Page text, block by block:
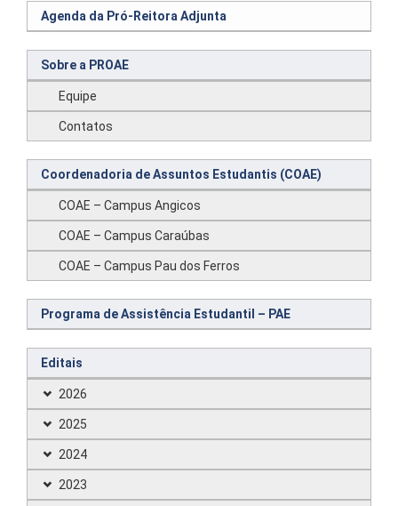
Agenda da Pró-Reitora Adjunta
Sobre a PROAE
Equipe
Contatos
Coordenadoria de Assuntos Estudantis (COAE)
COAE – Campus Angicos
COAE – Campus Caraúbas
COAE – Campus Pau dos Ferros
Programa de Assistência Estudantil – PAE
Editais
2026
2025
2024
2023